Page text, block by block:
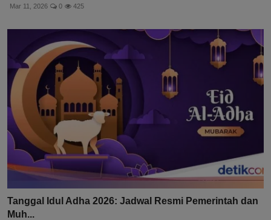
Mar 11, 2026 0 425
Tanggal Idul Adha 2026: Jadwal Resmi Pemerintah dan
Muh...